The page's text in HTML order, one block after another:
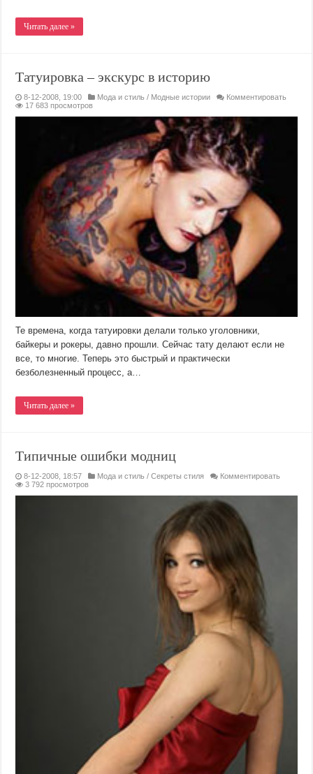
Читать далее »
Татуировка – экскурс в историю
8-12-2008, 19:00 Мода и стиль / Модные истории
Комментировать
17 683 просмотров
Те времена, когда татуировки делали только уголовники,
байкеры и рокеры, давно прошли. Сейчас тату делают если не
все, то многие. Теперь это быстрый и практически
безболезненный процесс, а…
Читать далее »
Типичные ошибки модниц
8-12-2008, 18:57 Мода и стиль /Секреты стиля
Комментировать
3 792 просмотров